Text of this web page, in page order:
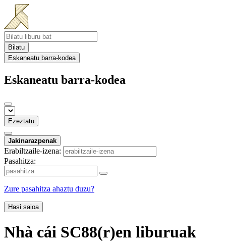
Bilatu
Eskaneatu barra-kodea
Eskaneatu barra-kodea
Ezeztatu
Jakinarazpenak
Erabiltzaile-izena:
Pasahitza:
Zure pasahitza ahaztu duzu?
Hasi saioa
Nhà cái SC88(r)en liburuak